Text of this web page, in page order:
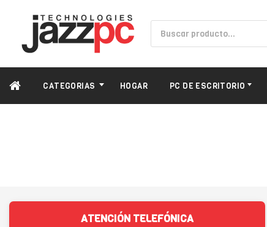
CATEGORIAS HOGAR PC DE ESCRITORIO
ATENCIÓN TELEFÓNICA